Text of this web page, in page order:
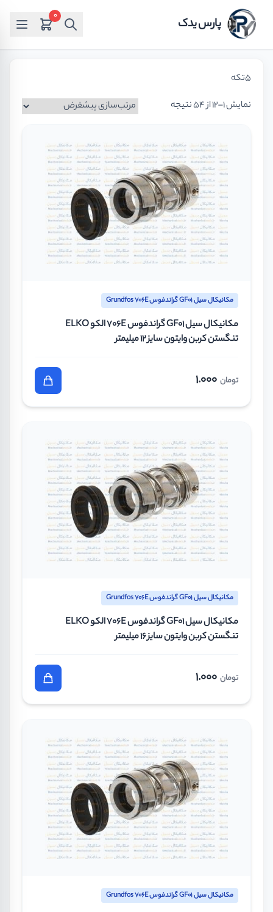
پارس یدک 0
5تکه
نمایش 1–12 از 54 نتیجه
مکانیکال سیل GF01 گراندفوس Grundfos 706E
مکانیکال سیل GF01 گراندفوس 706E الکو ELKO
تنگستن کربن وایتون سایز 12 میلیمتر
تومان 1.000
مکانیکال سیل GF01 گراندفوس Grundfos 706E
مکانیکال سیل GF01 گراندفوس 706E الکو ELKO
تنگستن کربن وایتون سایز 16 میلیمتر
تومان 1.000
مکانیکال سیل GF01 گراندفوس Grundfos 706E